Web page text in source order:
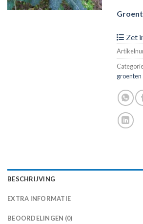
Zet
groenten
BESCHRIJVING
EXTRA INFORMATIE
BEOORDELINGEN (0)